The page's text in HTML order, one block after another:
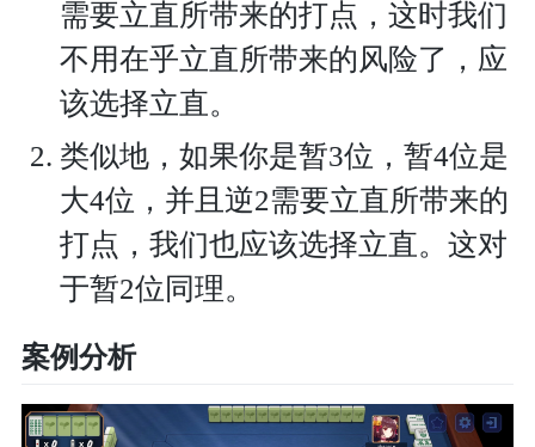
需要立直所带来的打点，这时我们
不用在乎立直所带来的风险了，应
该选择立直。
类似地，如果你是暂3位，暂4位是
大4位，并且逆2需要立直所带来的
打点，我们也应该选择立直。这对
于暂2位同理。
案例分析